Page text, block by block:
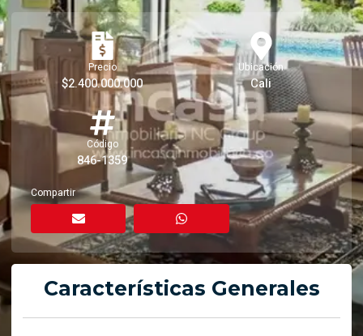
Precio
$2.400.000.000
Ubicación
Cali
Código
846-1359
Compartir
Características Generales